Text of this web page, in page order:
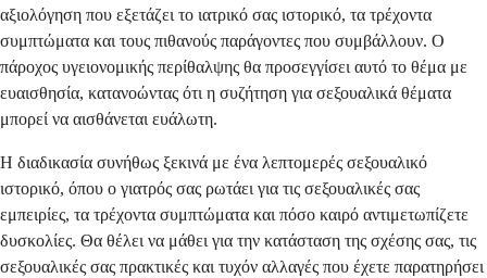
αξιολόγηση που εξετάζει το ιατρικό σας ιστορικό, τα τρέχοντα
συμπτώματα και τους πιθανούς παράγοντες που συμβάλλουν. Ο
πάροχος υγειονομικής περίθαλψης θα προσεγγίσει αυτό το θέμα με
ευαισθησία, κατανοώντας ότι η συζήτηση για σεξουαλικά θέματα
μπορεί να αισθάνεται ευάλωτη.
Η διαδικασία συνήθως ξεκινά με ένα λεπτομερές σεξουαλικό
ιστορικό, όπου ο γιατρός σας ρωτάει για τις σεξουαλικές σας
εμπειρίες, τα τρέχοντα συμπτώματα και πόσο καιρό αντιμετωπίζετε
δυσκολίες. Θα θέλει να μάθει για την κατάσταση της σχέσης σας, τις
σεξουαλικές σας πρακτικές και τυχόν αλλαγές που έχετε παρατηρήσει